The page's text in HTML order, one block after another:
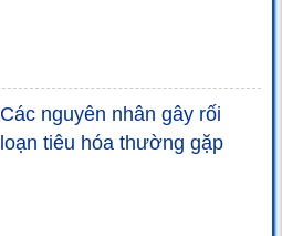
Các nguyên nhân gây rối
loạn tiêu hóa thường gặp